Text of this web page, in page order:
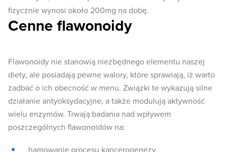
fizycznie wynosi około 200mg na dobę.
Cenne flawonoidy
Flawonoidy nie stanowią niezbędnego elementu naszej
diety, ale posiadają pewne walory, które sprawiają, iż warto
zadbać o ich obecność w menu. Związki te wykazują silne
działanie antyoksydacyjne, a także modulują aktywność
wielu enzymów. Trwają badania nad wpływem
poszczególnych flawonoidów na:
hamowanie procesu kancerogenezy,